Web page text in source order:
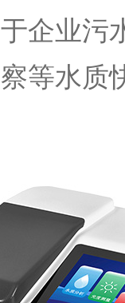
企业污
等水质